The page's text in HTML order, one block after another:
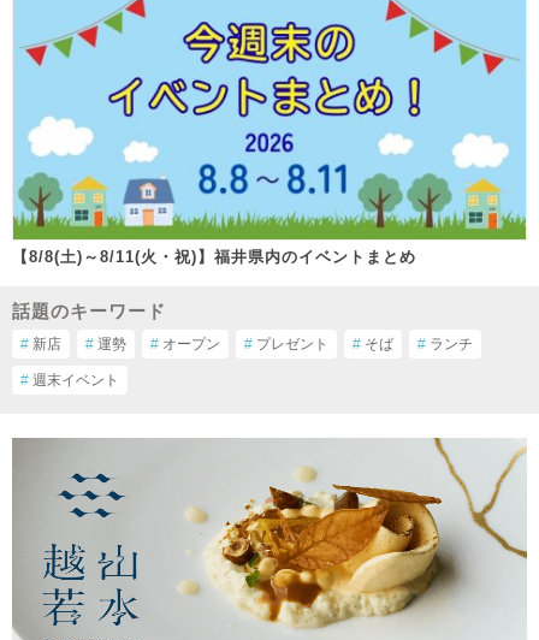
【8/8(土)～8/11(火・祝)】福井県内のイベントまとめ
話題のキーワード
# 新店 # 運勢 # オープン # プレゼント # そば # ランチ
# 週末イベント